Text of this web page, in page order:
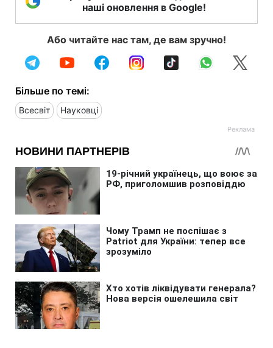
наші оновлення в Google!
Або читайте нас там, де вам зручно!
Більше по темі:
Всесвіт Науковці